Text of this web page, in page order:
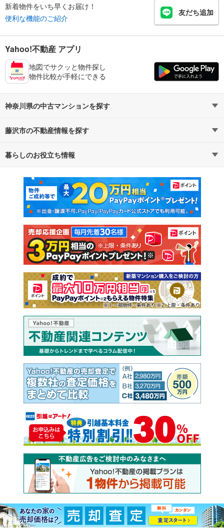
新着物件をいち早くお届け！
便利な機能のご紹介
友だち追加
Yahoo!不動産 アプリ
地図でサクッと物件探し
物件比較が手軽にできる
神奈川県の中古マンションを探す
路線・駅から探す
通勤・通学時間から探す
藤沢市の不動産情報を探す
不動産・住宅
新築マンション 中古マンション
新築一戸建て 中古一戸建て
注文住宅 土地
売却査定
暮らしのお役立ち情報
マンションカタログ 教えて！住まいの先生